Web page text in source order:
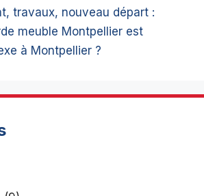
travaux, nouveau départ :
meuble Montpellier est
à Montpellier ?